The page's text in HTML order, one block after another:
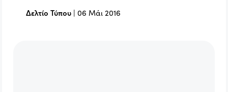
Δελτίο Τύπου |06 Μάι 2016